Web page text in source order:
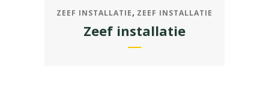
ZEEF INSTALLATIE, ZEEF INSTALLATIE
Zeef installatie